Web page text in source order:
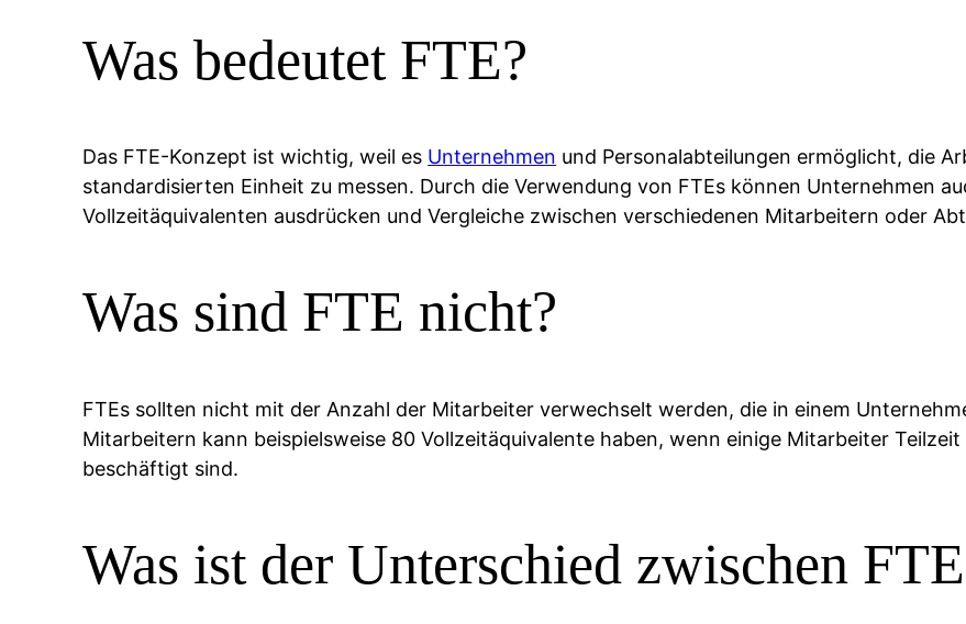
Was bedeutet FTE?
Das FTE-Konzept ist wichtig, weil es Unternehmen und Personalabteilungen ermöglicht, die
standardisierten Einheit zu messen. Durch die Verwendung von FTEs können Unternehmen
Vollzeitäquivalenten ausdrücken und Vergleiche zwischen verschiedenen Mitarbeitern oder
Was sind FTE nicht?
FTEs sollten nicht mit der Anzahl der Mitarbeiter verwechselt werden, die in einem
Mitarbeitern kann beispielsweise 80 Vollzeitäquivalente haben, wenn einige Mitarbeiter
beschäftigt sind.
Was ist der Unterschied zwischen